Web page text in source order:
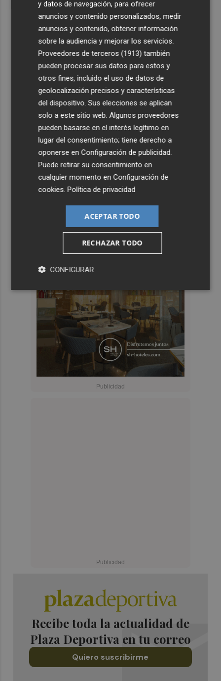
Recibe toda la actualidad de
Plaza Deportiva en tu correo
Quiero suscribirme
y datos de navegación, para ofrecer
anuncios y contenido personalizados, medir
anuncios y contenido, obtener información
sobre la audiencia y mejorar los servicios.
Proveedores de terceros (1913) también
pueden procesar sus datos para estos y
otros fines, incluido el uso de datos de
geolocalización precisos y características
del dispositivo. Sus elecciones se aplican
solo a este sitio web. Algunos proveedores
pueden basarse en el interés legítimo en
lugar del consentimiento; tiene derecho a
oponerse enConfiguración de publicidad
Puede retirar su consentimiento en
cualquier momento enConfiguración de
cookies .Política de privacidad
ACEPTAR TODO
RECHAZAR TODO
CONFIGURAR